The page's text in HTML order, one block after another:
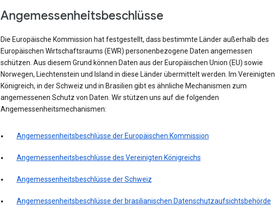
Angemessenheitsbeschlüsse
Die Europäische Kommission hat festgestellt, dass bestimmte Länder außerhalb des
Europäischen Wirtschaftsraums (EWR) personenbezogene Daten angemessen
schützen. Aus diesem Grund können Daten aus der Europäischen Union (EU) sowie
Norwegen, Liechtenstein und Island in diese Länder übermittelt werden. Im Vereinigten
Königreich, in der Schweiz und in Brasilien gibt es ähnliche Mechanismen zum
angemessenen Schutz von Daten. Wir stützen uns auf die folgenden
Angemessenheitsmechanismen:
Angemessenheitsbeschlüsse der Europäischen Kommission
Angemessenheitsbeschlüsse des Vereinigten Königreichs
Angemessenheitsbeschlüsse der Schweiz
Angemessenheitsbeschlüsse der brasilianischen Datenschutzaufsichtsbehörde